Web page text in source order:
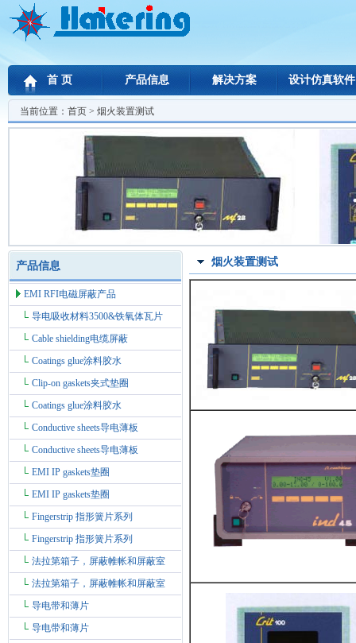
首 页 产品信息 解决方案 设计仿真软件
当前位置： 首页 > 烟火装置测试
产品信息
EMI RFI电磁屏蔽产品
导电吸收材料3500&铁氧体瓦片
Cable shielding电缆屏蔽
Coatings glue涂料胶水
Clip-on gaskets夹式垫圈
Coatings glue涂料胶水
Conductive sheets导电薄板
Conductive sheets导电薄板
EMI IP gaskets垫圈
EMI IP gaskets垫圈
Fingerstrip 指形簧片系列
Fingerstrip 指形簧片系列
法拉第箱子，屏蔽帷帐和屏蔽室
法拉第箱子，屏蔽帷帐和屏蔽室
导电带和薄片
导电带和薄片
烟火装置测试